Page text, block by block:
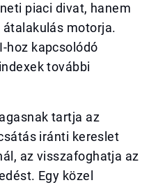
piaci divat, hanem
átalakulás motorja.
hoz kapcsolódó
további
tartja az
iránti kereslet
az visszafoghatja az
Egy közel